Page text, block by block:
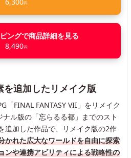
円
ングで商品詳細を見る
8,490円
を追加したリメイク版
「FINAL FANTASY VII」をリメイク
ナル版の「忘らるる都」までのスト
追加した作品で、リメイク版の2作
かれた広大なワールドを自由に探索
ンや連携アビリティによる戦略性の